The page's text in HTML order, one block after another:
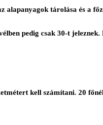
tárolása és a
pedig csak 30-t
kell számítani. 20